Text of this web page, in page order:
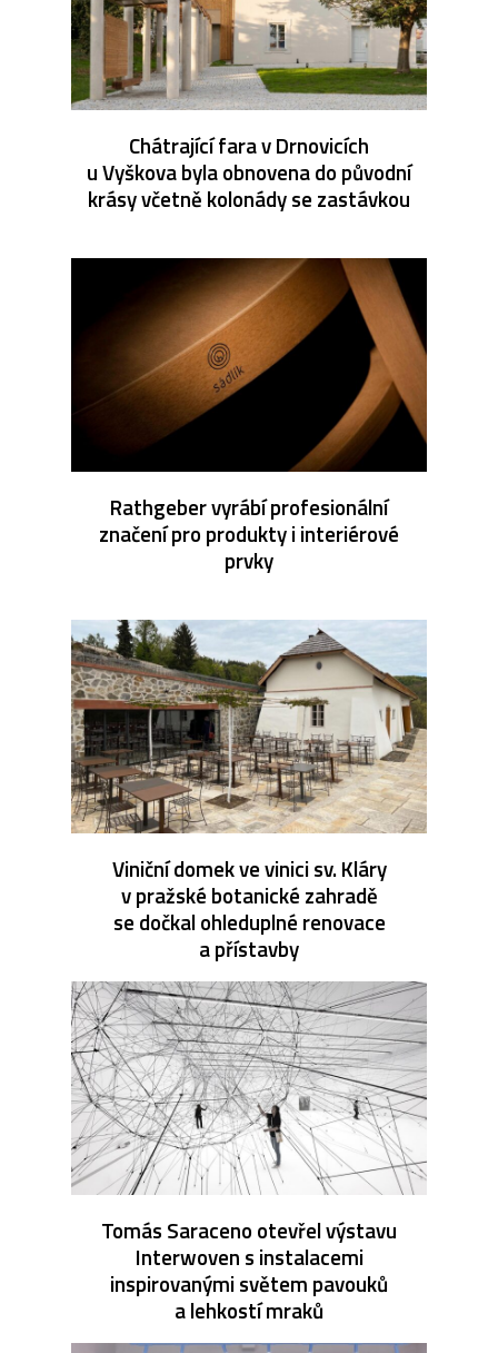
Chátrající fara v Drnovicích
u Vyškova byla obnovena do původní
krásy včetně kolonády se zastávkou
Rathgeber vyrábí profesionální
značení pro produkty i interiérové
prvky
Viniční domek ve vinici sv. Kláry
v pražské botanické zahradě
se dočkal ohleduplné renovace
a přístavby
Tomás Saraceno otevřel výstavu
Interwoven s instalacemi
inspirovanými světem pavouků
a lehkostí mraků